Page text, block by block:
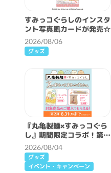
すみっコぐらしのインスタ
ント写真風カードが発売☆
2026/08/06
グッズ
『丸亀製麺×すみっコぐら
し』期間限定コラボ！第2
弾スタート！
2026/08/04
グッズ
イベント・キャンペーン